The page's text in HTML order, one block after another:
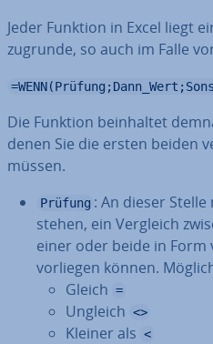
Jeder Funktion in Excel liegt
zugrunde, so auch im Falle
Die Funktion be­inhal­tet
denen Sie die ersten beiden
müssen.
Prüfung : An dieser
stehen, ein Vergleich
einer oder beide in Form
vorliegen können.
Gleich =
Ungleich <>
Kleiner als <